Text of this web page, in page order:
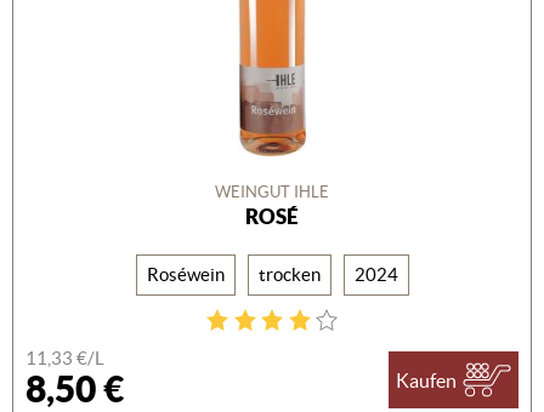
WEINGUT IHLE
ROSÉ
Roséwein trocken 2024
11,33 €/L
8,50 € Kaufen